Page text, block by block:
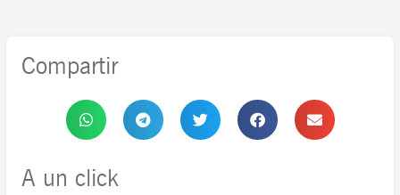
Compartir
A un click